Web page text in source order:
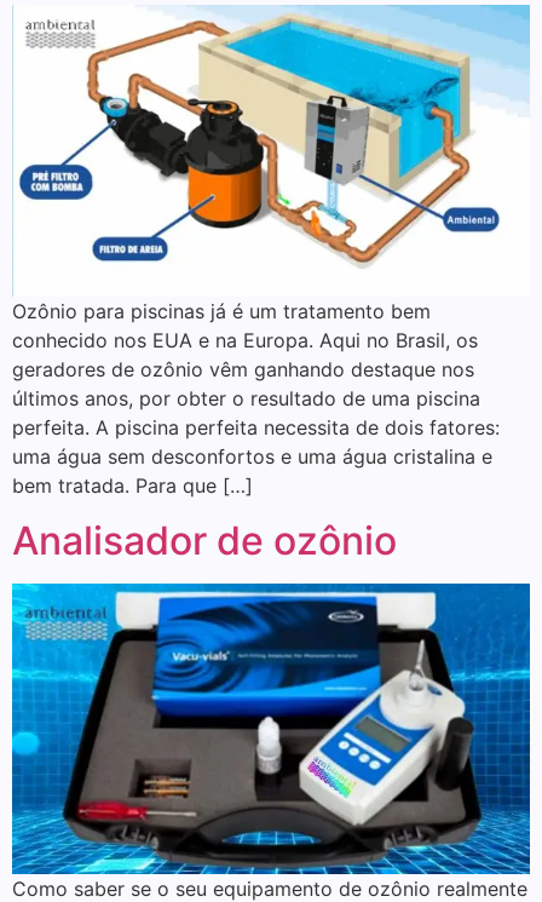
Ozônio para piscinas já é um tratamento bem
conhecido nos EUA e na Europa. Aqui no Brasil, os
geradores de ozônio vêm ganhando destaque nos
últimos anos, por obter o resultado de uma piscina
perfeita. A piscina perfeita necessita de dois fatores:
uma água sem desconfortos e uma água cristalina e
bem tratada. Para que […]
Analisador de ozônio
Como saber se o seu equipamento de ozônio realmente